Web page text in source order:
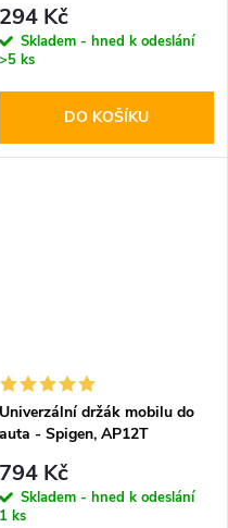
294 Kč
Skladem - hned k odeslání
>5 ks
DO KOŠÍKU
Univerzální držák mobilu do
auta - Spigen, AP12T
794 Kč
Skladem - hned k odeslání
1 ks